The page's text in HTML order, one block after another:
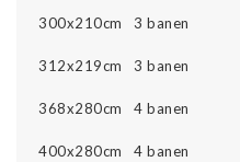
300x210cm 3 banen
312x219cm 3 banen
368x280cm 4 banen
400x280cm 4 banen